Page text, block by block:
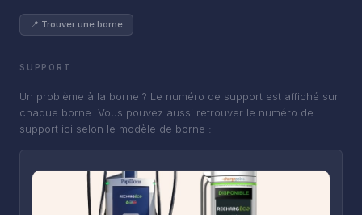
📍 Trouver une borne
SUPPORT
Un problème à la borne ? Le numéro de support est affiché sur
chaque borne. Vous pouvez aussi retrouver le numéro de
support ici selon le modèle de borne :